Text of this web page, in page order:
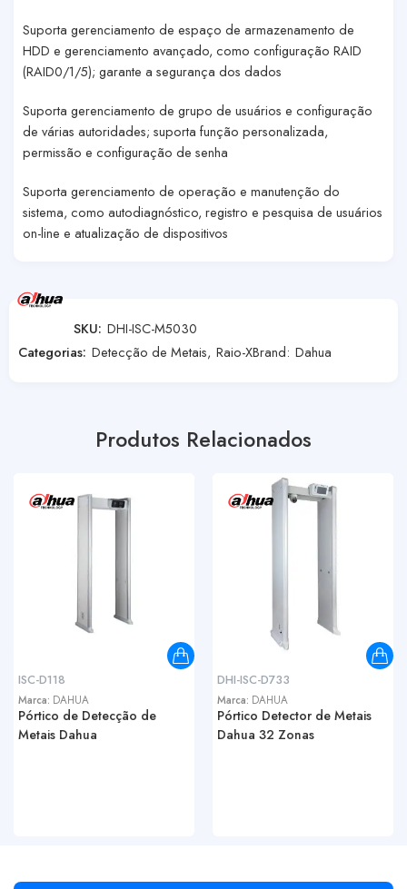
Suporta gerenciamento de espaço de armazenamento de
HDD e gerenciamento avançado, como configuração RAID
(RAID0/1/5); garante a segurança dos dados
Suporta gerenciamento de grupo de usuários e configuração
de várias autoridades; suporta função personalizada,
permissão e configuração de senha
Suporta gerenciamento de operação e manutenção do
sistema, como autodiagnóstico, registro e pesquisa de usuários
on-line e atualização de dispositivos
SKU: DHI-ISC-M5030
Categorias: Detecção de Metais, Raio-XBrand: Dahua
Produtos Relacionados
ISC-D118
Marca: DAHUA
Pórtico de Detecção de
Metais Dahua
DHI-ISC-D733
Marca: DAHUA
Pórtico Detector de Metais
Dahua 32 Zonas